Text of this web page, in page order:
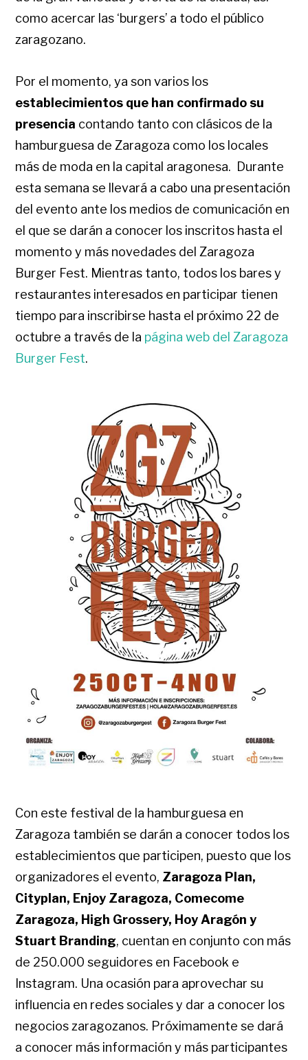
como acercar las ‘burgers’ a todo el público
zaragozano.
Por el momento, ya son varios los
establecimientos que han confirmado su
presencia contando tanto con clásicos de la
hamburguesa de Zaragoza como los locales
más de moda en la capital aragonesa. Durante
esta semana se llevará a cabo una presentación
del evento ante los medios de comunicación en
el que se darán a conocer los inscritos hasta el
momento y más novedades del Zaragoza
Burger Fest. Mientras tanto, todos los bares y
restaurantes interesados en participar tienen
tiempo para inscribirse hasta el próximo 22 de
octubre a través de la página web del Zaragoza
Burger Fest.
Con este festival de la hamburguesa en
Zaragoza también se darán a conocer todos los
establecimientos que participen, puesto que los
organizadores el evento, Zaragoza Plan,
Cityplan, Enjoy Zaragoza, Comecome
Zaragoza, High Grossery, Hoy Aragón y
Stuart Branding, cuentan en conjunto con más
de 250.000 seguidores en Facebook e
Instagram. Una ocasión para aprovechar su
influencia en redes sociales y dar a conocer los
negocios zaragozanos. Próximamente se dará
a conocer más información y más participantes